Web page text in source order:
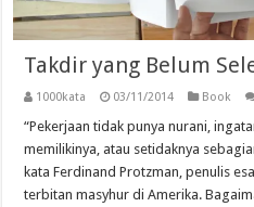
Takdir yang Belum
1000kata 03/11/2014 Book
“Pekerjaan tidak punya nurani,
memilikinya, atau setidaknya
kata Ferdinand Protzman, penulis
terbitan masyhur di Amerika.